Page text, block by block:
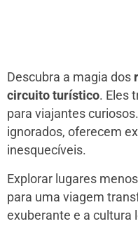
Descubra a magia dos
circuito turístico. Eles
para viajantes
ignorados, oferecem
inesquecíveis.
Explorar lugares
para uma viagem
exuberante e a cultura